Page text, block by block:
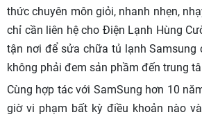
thức chuyên môn giỏi, nhanh nhẹn,
chỉ cần liên hệ cho Điện Lạnh Hùng
tận nơi để sửa chữa tủ lạnh Samsung
không phải đem sản phầm đến trung
Cùng hợp tác với SamSung hơn 10
giờ vi phạm bất kỳ điều khoản nào